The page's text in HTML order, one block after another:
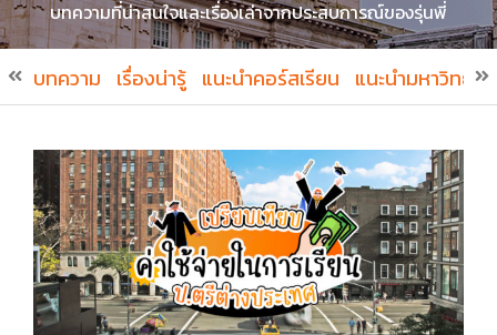
บทความที่น่าสนใจและเรื่องเล่าจากประสบการณ์ของรุ่นพี่
บทความ เรื่องน่ารู้ แนะนำคอร์สเรียน แนะนำมหาวิทยา